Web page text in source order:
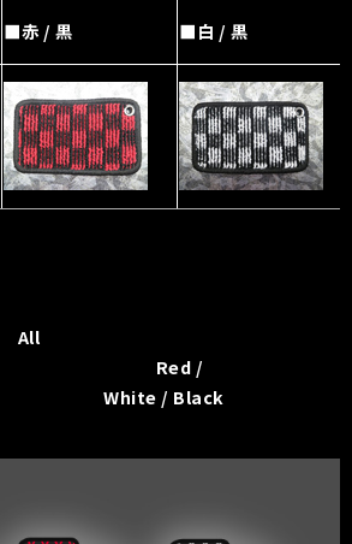
■赤 / 黒 ■白 / 黒
Red /
/ Black